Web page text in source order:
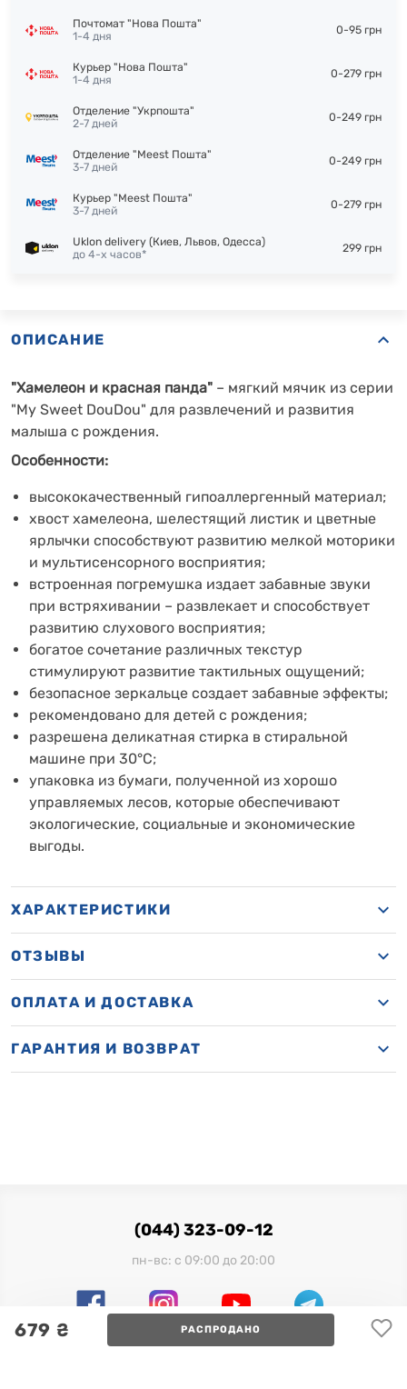
679 ₴ РАСПРОДАНО
Почтомат "Нова Пошта"
1-4 дня
0-95 грн
Курьер "Нова Пошта"
1-4 дня
0-279 грн
Отделение "Укрпошта"
2-7 дней
0-249 грн
Отделение "Meest Пошта"
3-7 дней
0-249 грн
Курьер "Meest Пошта"
3-7 дней
0-279 грн
Uklon delivery (Киев, Львов, Одесса)
до 4-х часов*
299 грн
ОПИСАНИЕ
"Хамелеон и красная панда" – мягкий мячик из серии
"My Sweet DouDou" для развлечений и развития
малыша с рождения.
Особенности:
высококачественный гипоаллергенный материал;
хвост хамелеона, шелестящий листик и цветные
ярлычки способствуют развитию мелкой моторики
и мультисенсорного восприятия;
встроенная погремушка издает забавные звуки
при встряхивании – развлекает и способствует
развитию слухового восприятия;
богатое сочетание различных текстур
стимулируют развитие тактильных ощущений;
безопасное зеркальце создает забавные эффекты;
рекомендовано для детей с рождения;
разрешена деликатная стирка в стиральной
машине при 30°C;
упаковка из бумаги, полученной из хорошо
управляемых лесов, которые обеспечивают
экологические, социальные и экономические
выгоды.
ХАРАКТЕРИСТИКИ
ОТЗЫВЫ
ОПЛАТА И ДОСТАВКА
ГАРАНТИЯ И ВОЗВРАТ
(044) 323-09-12
пн-вс: с 09:00 до 20:00